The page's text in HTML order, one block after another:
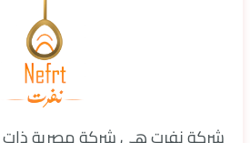
شركة نفرت هي شركة مصرية